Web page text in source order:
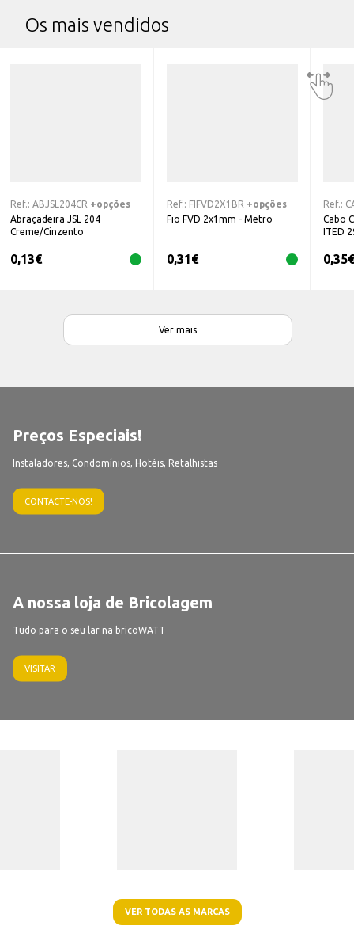
Os mais vendidos
Ref.: ABJSL204CR +opções
Abraçadeira JSL 204
Creme/Cinzento
0,13€
Ref.: FIFVD2X1BR +opções
Fio FVD 2x1mm - Metro
0,31€
Ref.:
Cabo
ITED
0,35€
Ver mais
Preços Especiais!
Instaladores, Condomínios, Hotéis, Retalhistas
CONTACTE-NOS!
A nossa loja de Bricolagem
Tudo para o seu lar na bricoWATT
VISITAR
VER TODAS AS MARCAS